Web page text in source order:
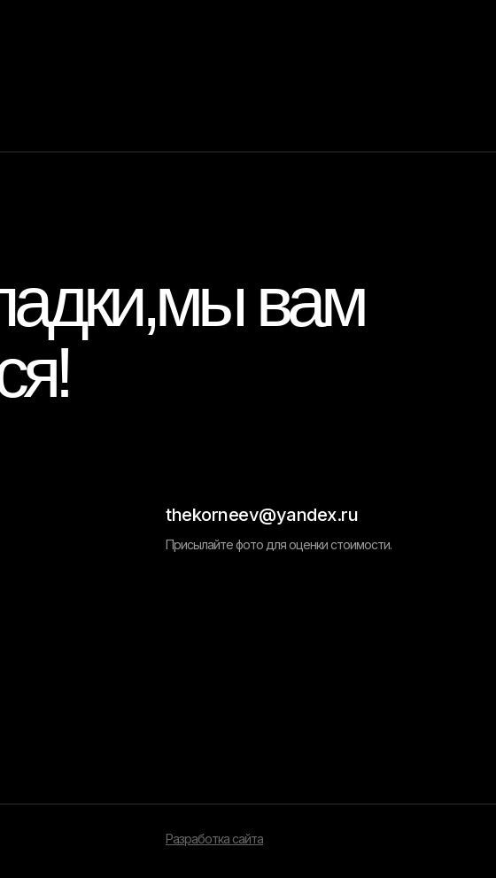
вам
thekorneev@yandex.ru
Присылайте фото для оценки стоимости.
Разработка сайта